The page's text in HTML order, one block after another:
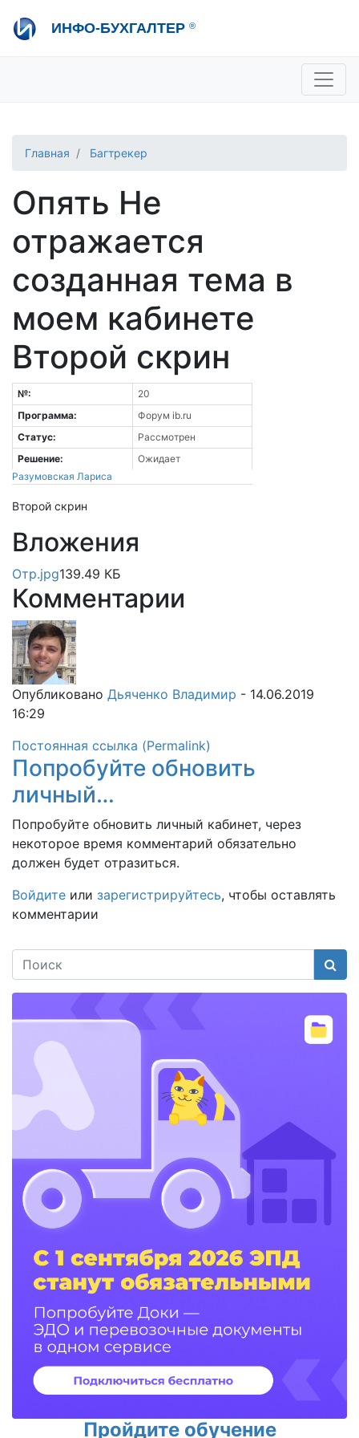
ИНФО-БУХГАЛТЕР ®
Отдел продаж
Консультации
Главная Багтрекер
Опять Не
отражается
созданная тема в
моем кабинете
Второй скрин
№:
20
Программа:
Форум ib.ru
Статус:
Рассмотрен
Решение:
Ожидает
Разумовская Лариса
Второй скрин
Вложения
Отр.jpg139.49 КБ
Комментарии
Опубликовано Дьяченко Владимир - 14.06.2019
16:29
Постоянная ссылка (Permalink)
Попробуйте обновить
личный…
Попробуйте обновить личный кабинет, через
некоторое время комментарий обязательно
должен будет отразиться.
Войдите или зарегистрируйтесь, чтобы оставлять
комментарии
Пройдите обучение